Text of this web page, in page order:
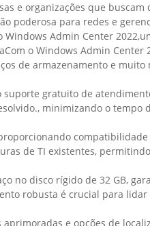
e organizações que
poderosa para redes e
Admin Center
o Windows Admin Center
de armazenamento e
gratuito de
minimizando o tempo
de TI existentes,
no disco rígido de 32 GB,
robusta é crucial para
e opções de